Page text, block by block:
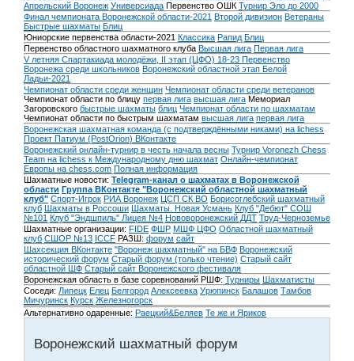
Апрельский Воронеж Универсиада Первенство ОШК Турнир Эло до 2000
Финал чемпионата Воронежской области-2021 Второй дивизион Ветераны
Быстрые шахматы Блиц
Юниорские первенства области-2021 Классика Рапид Блиц
Первенство областного шахматного клуба Высшая лига Первая лига
V летняя Спартакиада молодёжи, II этап (ЦФО) 18-23 Первенство
Воронежа среди школьников Воронежский областной этап Белой
Ладьи-2021
Чемпионат области среди женщин Чемпионат области среди ветеранов
Чемпионат области по блицу первая лига высшая лига Мемориал
Загоровского быстрые шахматы блиц Чемпионат области по шахматам
Чемпионат области по быстрым шахматам высшая лига первая лига
Воронежская шахматная команда (с подтверждёнными никами) на lichess
Проект Патиум (PostOrion) ВКонтакте
Воронежский онлайн-турнир в честь начала весны Турнир Voronezh Chess
Team на lichess к Международному дню шахмат Онлайн-чемпионат
Европы на chess.com Полная информация
Шахматные новости: Telegram-канал о шахматах в Воронежской
области Группа ВКонтакте "Воронежский областной шахматный
клуб" Спорт-Игрок РИА Воронеж ЦСП СК ВО Борисоглебский шахматный
клуб Шахматы в Россоши Шахматы. Новая Усмань Клуб "Дебют" СОШ
№101 Клуб "Эндшпиль" Лицея №4 Нововоронежский ДДТ Труд-Черноземье
Шахматные организации: FIDE ФШР МШФ ЦФО Областной шахматный
клуб СШОР №13 ICCF РАЗШ: форум сайт
Шахсекция ВКонтакте "Воронеж шахматный" на БВФ Воронежский
исторический форум Cтарый форум (только чтение) Старый сайт
областной ШФ Старый сайт Воронежского фестиваля
Воронежская область в базе соревнований РШФ: Турниры Шахматисты
Соседи: Липецк Елец Белгород Алексеевка Урюпинск Балашов Тамбов
Мичуринск Курск Железногорск
Альтернативно одаренные: Раецкий&Беляев Те же и Яриков
Воронежский шахматный форум